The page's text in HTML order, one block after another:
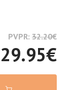
PVPR: 32.20€
29.95€